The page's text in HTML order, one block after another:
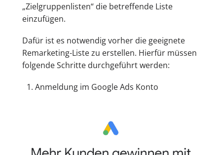
„Zielgruppenlisten“ die betreffende Liste
einzufügen.
Dafür ist es notwendig vorher die geeignete
Remarketing-Liste zu erstellen. Hierfür müssen
folgende Schritte durchgeführt werden:
Anmeldung im Google Ads Konto